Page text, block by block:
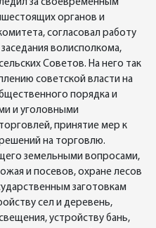
за своевременным
органов и
согласовал работу
волисполкома,
Советов. На него так
советской власти на
порядка и
и уголовными
принятие мер к
на торговлю.
земельными вопросами,
и посевов, охране лесов
заготовкам
сел и деревень,
устройству бань,